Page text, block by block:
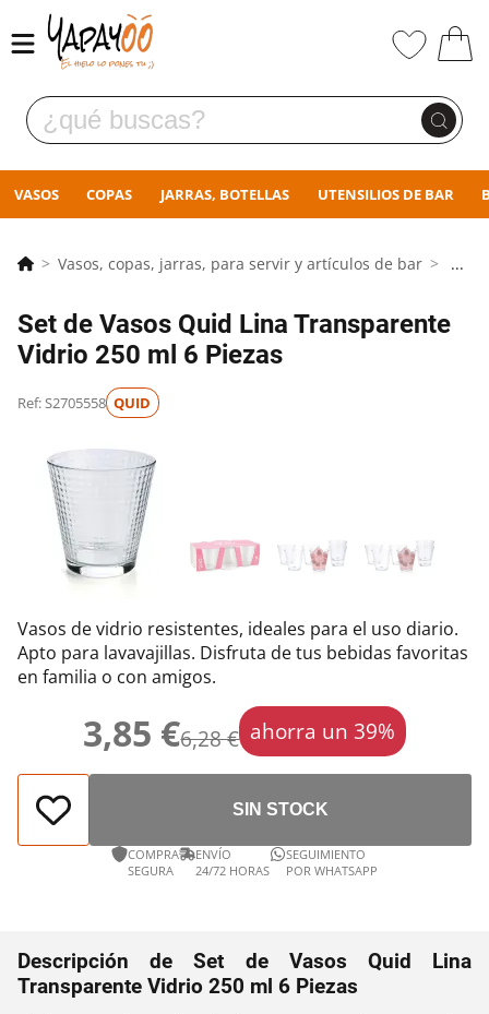
VASOS COPAS JARRAS, BOTELLAS UTENSILIOS DE BAR
Vasos, copas, jarras, para servir y artículos de bar ...
Set de Vasos Quid Lina Transparente
Vidrio 250 ml 6 Piezas
Ref: S2705558 QUID
Vasos de vidrio resistentes, ideales para el uso diario.
Apto para lavavajillas. Disfruta de tus bebidas favoritas
en familia o con amigos.
3,85 €6,28 € ahorra un 39%
SIN STOCK
COMPRA
SEGURA
ENVÍO
24/72 HORAS
SEGUIMIENTO
POR WHATSAPP
Descripción de Set de Vasos Quid Lina
Transparente Vidrio 250 ml 6 Piezas